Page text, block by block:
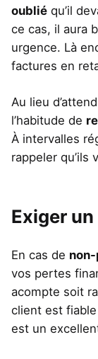
oublié qu’il
ce cas, il aura
urgence. Là
factures en
Au lieu
l’habitude de
À intervalles
rappeler qu’ils
Exiger
En cas de
vos pertes
acompte soit
client est fiable
est un